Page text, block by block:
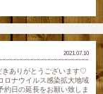
2021.07.10
きありがとうございます♡
ロナウイルス感染拡大地域
約日の延長をお願い致しま